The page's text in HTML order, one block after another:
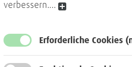
verbessern.…
Erforderliche Cookies